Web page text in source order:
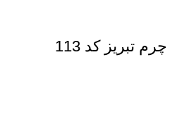
کد 113